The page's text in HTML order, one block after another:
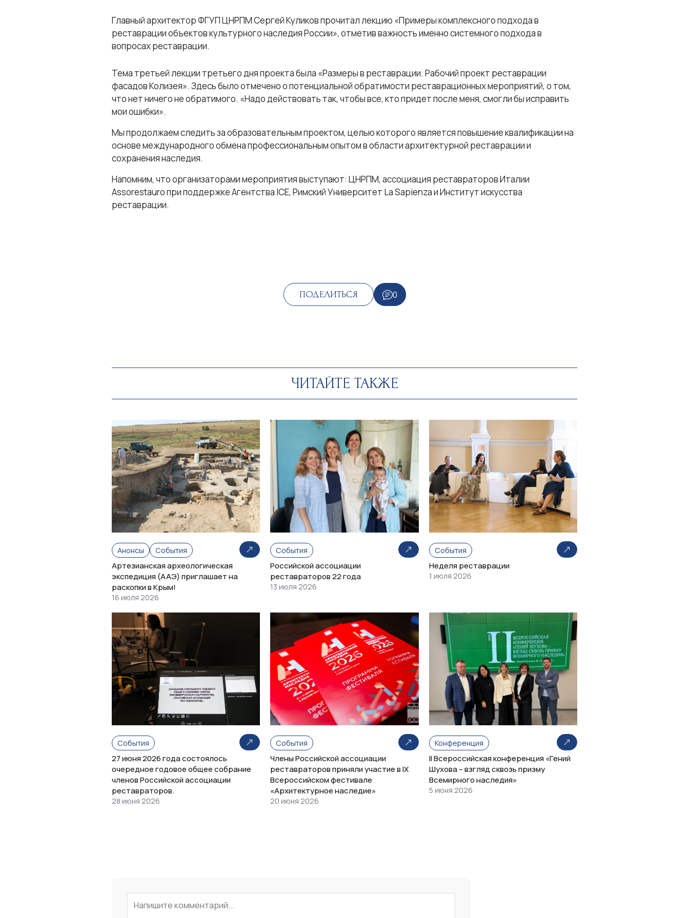
Главный архитектор ФГУП ЦНРПМ Сергей Куликов прочитал лекцию «Примеры комплексного подхода в
реставрации объектов культурного наследия России», отметив важность именно системного подхода в
вопросах реставрации.
Тема третьей лекции третьего дня проекта была «Размеры в реставрации. Рабочий проект реставрации
фасадов Колизея». Здесь было отмечено о потенциальной обратимости реставрационных мероприятий, о том,
что нет ничего не обратимого. «Надо действовать так, чтобы все, кто придет после меня, смогли бы исправить
мои ошибки».
Мы продолжаем следить за образовательным проектом, целью которого является повышение квалификации на
основе международного обмена профессиональным опытом в области архитектурной реставрации и
сохранения наследия.
Напомним, что организаторами мероприятия выступают: ЦНРПМ, ассоциация реставраторов Италии
Assorestauro при поддержке Агентства ICE, Римский Университет La Sapienza и Институт искусства
реставрации.
ПОДЕЛИТЬСЯ 0
ЧИТАЙТЕ ТАКЖЕ
Анонсы События
Артезианская археологическая
экспедиция (ААЭ) приглашает на
раскопки в Крым!
16 июля 2026
События
Российской ассоциации
реставраторов 22 года
13 июля 2026
События
Неделя реставрации
1 июля 2026
События
27 июня 2026 года состоялось
очередное годовое общее собрание
членов Российской ассоциации
реставраторов.
28 июня 2026
События
Члены Российской ассоциации
реставраторов приняли участие в IX
Всероссийском фестивале
«Архитектурное наследие»
20 июня 2026
Конференция
II Всероссийская конференция «Гений
Шухова – взгляд сквозь призму
Всемирного наследия»
5 июня 2026